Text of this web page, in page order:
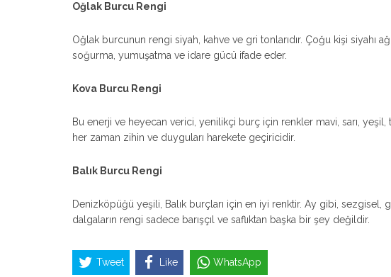
Oğlak Burcu Rengi
Oğlak burcunun rengi siyah, kahve ve gri tonlarıdır. Çoğu kişi siyahı
soğurma, yumuşatma ve idare gücü ifade eder.
Kova Burcu Rengi
Bu enerji ve heyecan verici, yenilikçi burç için renkler mavi, sarı, yeşil,
her zaman zihin ve duyguları harekete geçiricidir.
Balık Burcu Rengi
Denizköpüğü yeşili, Balık burçları için en iyi renktir. Ay gibi, sezgisel,
dalgaların rengi sadece barışçıl ve saflıktan başka bir şey değildir.
Tweet Like WhatsApp